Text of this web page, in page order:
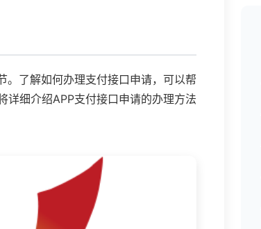
。了解如何办理支付接口申请，可以帮
详细介绍APP支付接口申请的办理方法